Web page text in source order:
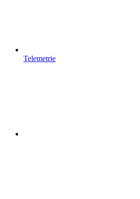
Telemetrie